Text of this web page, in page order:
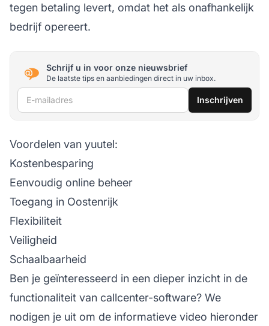
tegen betaling levert, omdat het als onafhankelijk
bedrijf opereert.
Schrijf u in voor onze nieuwsbrief
De laatste tips en aanbiedingen direct in uw inbox.
E-mailadres Inschrijven
Voordelen van yuutel:
Kostenbesparing
Eenvoudig online beheer
Toegang in Oostenrijk
Flexibiliteit
Veiligheid
Schaalbaarheid
Ben je geïnteresseerd in een dieper inzicht in de
functionaliteit van callcenter-software? We
nodigen je uit om de informatieve video hieronder